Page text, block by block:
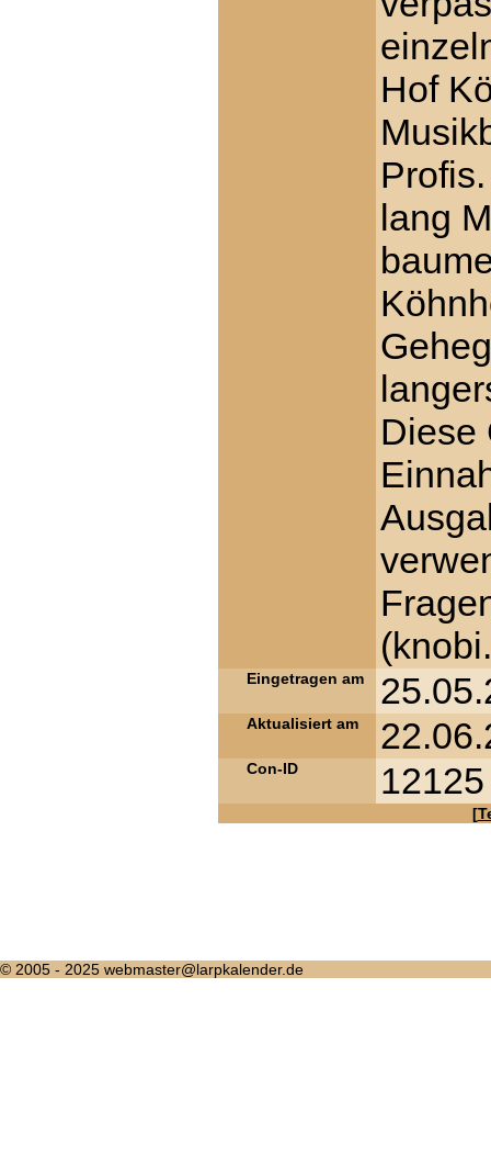
Hof
lang
Diese
Eingetragen am
Aktualisiert am
Con-ID 12125
[
© 2005 - 2025 webmaster@larpkalender.de